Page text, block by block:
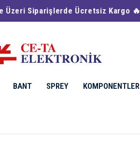
& EFT Ödemelerinde %2 İndirim 🔥
BANT SPREY KOMPONENTLER